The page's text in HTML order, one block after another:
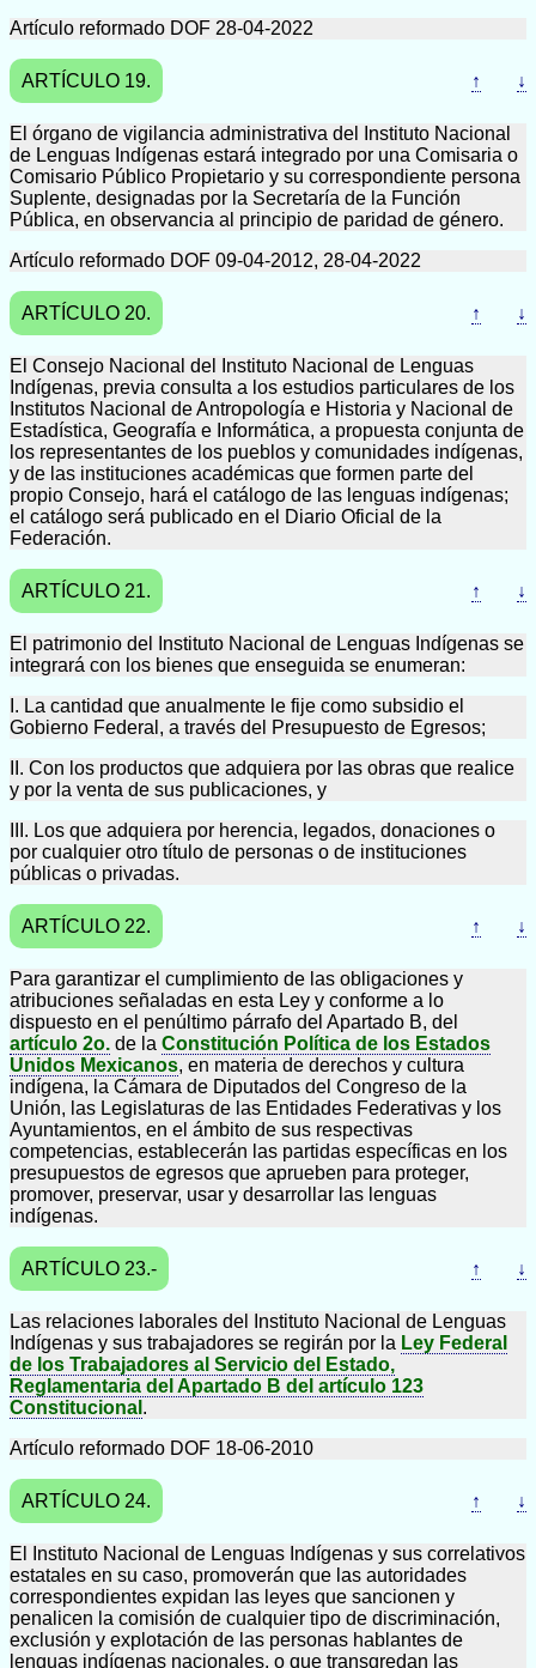
Artículo reformado DOF 28-04-2022
ARTÍCULO 19. ↑ ↓
El órgano de vigilancia administrativa del Instituto Nacional
de Lenguas Indígenas estará integrado por una Comisaria o
Comisario Público Propietario y su correspondiente persona
Suplente, designadas por la Secretaría de la Función
Pública, en observancia al principio de paridad de género.
Artículo reformado DOF 09-04-2012, 28-04-2022
ARTÍCULO 20. ↑ ↓
El Consejo Nacional del Instituto Nacional de Lenguas
Indígenas, previa consulta a los estudios particulares de los
Institutos Nacional de Antropología e Historia y Nacional de
Estadística, Geografía e Informática, a propuesta conjunta de
los representantes de los pueblos y comunidades indígenas,
y de las instituciones académicas que formen parte del
propio Consejo, hará el catálogo de las lenguas indígenas;
el catálogo será publicado en el Diario Oficial de la
Federación.
ARTÍCULO 21. ↑ ↓
El patrimonio del Instituto Nacional de Lenguas Indígenas se
integrará con los bienes que enseguida se enumeran:
I. La cantidad que anualmente le fije como subsidio el
Gobierno Federal, a través del Presupuesto de Egresos;
II. Con los productos que adquiera por las obras que realice
y por la venta de sus publicaciones, y
III. Los que adquiera por herencia, legados, donaciones o
por cualquier otro título de personas o de instituciones
públicas o privadas.
ARTÍCULO 22. ↑ ↓
Para garantizar el cumplimiento de las obligaciones y
atribuciones señaladas en esta Ley y conforme a lo
dispuesto en el penúltimo párrafo del Apartado B, del
artículo 2o. de la Constitución Política de los Estados
Unidos Mexicanos, en materia de derechos y cultura
indígena, la Cámara de Diputados del Congreso de la
Unión, las Legislaturas de las Entidades Federativas y los
Ayuntamientos, en el ámbito de sus respectivas
competencias, establecerán las partidas específicas en los
presupuestos de egresos que aprueben para proteger,
promover, preservar, usar y desarrollar las lenguas
indígenas.
ARTÍCULO 23.- ↑ ↓
Las relaciones laborales del Instituto Nacional de Lenguas
Indígenas y sus trabajadores se regirán por la Ley Federal
de los Trabajadores al Servicio del Estado,
Reglamentaria del Apartado B del artículo 123
Constitucional .
Artículo reformado DOF 18-06-2010
ARTÍCULO 24. ↑ ↓
El Instituto Nacional de Lenguas Indígenas y sus correlativos
estatales en su caso, promoverán que las autoridades
correspondientes expidan las leyes que sancionen y
penalicen la comisión de cualquier tipo de discriminación,
exclusión y explotación de las personas hablantes de
lenguas indígenas nacionales, o que transgredan las